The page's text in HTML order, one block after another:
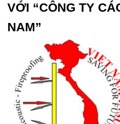
VỚI “CÔNG TY
NAM”